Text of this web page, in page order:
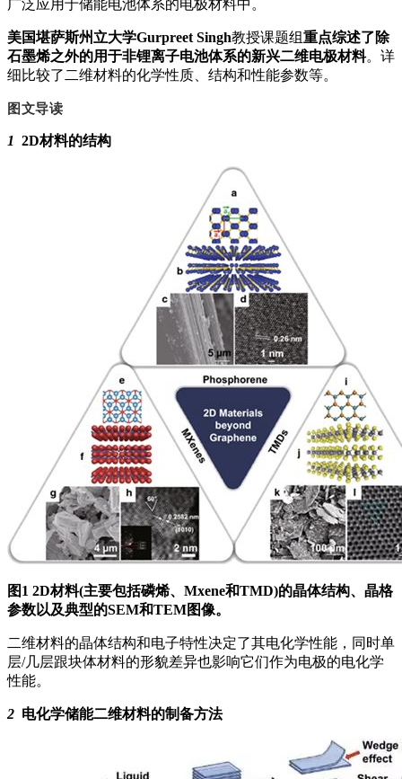
广泛应用于储能电池体系的电极材料中。
美国堪萨斯州立大学Gurpreet Singh教授课题组重点综述了除
石墨烯之外的用于非锂离子电池体系的新兴二维电极材料。详
细比较了二维材料的化学性质、结构和性能参数等。
图文导读
1 2D材料的结构
图1 2D材料(主要包括磷烯、Mxene和TMD)的晶体结构、晶格
参数以及典型的SEM和TEM图像。
二维材料的晶体结构和电子特性决定了其电化学性能，同时单
层/几层跟块体材料的形貌差异也影响它们作为电极的电化学
性能。
2 电化学储能二维材料的制备方法